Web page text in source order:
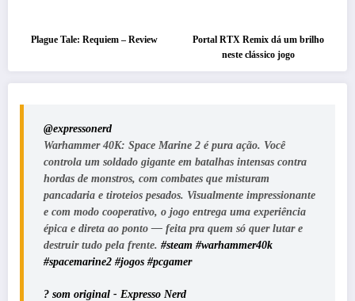
Plague Tale: Requiem – Review
Portal RTX Remix dá um brilho
neste clássico jogo
@expressonerd
Warhammer 40K: Space Marine 2 é pura ação. Você
controla um soldado gigante em batalhas intensas contra
hordas de monstros, com combates que misturam
pancadaria e tiroteios pesados. Visualmente impressionante
e com modo cooperativo, o jogo entrega uma experiência
épica e direta ao ponto — feita pra quem só quer lutar e
destruir tudo pela frente. #steam #warhammer40k
#spacemarine2 #jogos #pcgamer
? som original - Expresso Nerd